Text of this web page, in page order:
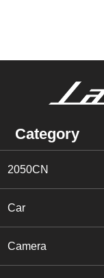
Category
2050CN
Car
Camera